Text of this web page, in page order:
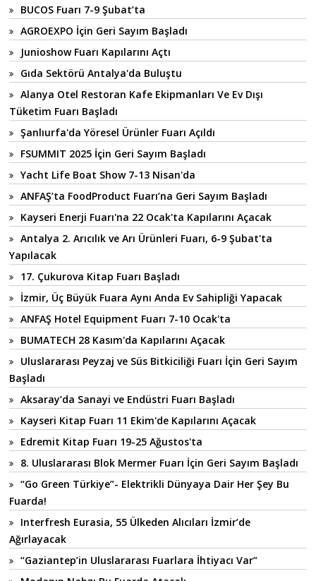
BUCOS Fuarı 7-9 Şubat’ta
AGROEXPO İçin Geri Sayım Başladı
Junioshow Fuarı Kapılarını Açtı
Gıda Sektörü Antalya'da Buluştu
Alanya Otel Restoran Kafe Ekipmanları Ve Ev Dışı
Tüketim Fuarı Başladı
Şanlıurfa'da Yöresel Ürünler Fuarı Açıldı
FSUMMIT 2025 İçin Geri Sayım Başladı
Yacht Life Boat Show 7-13 Nisan'da
ANFAŞ’ta FoodProduct Fuarı’na Geri Sayım Başladı
Kayseri Enerji Fuarı'na 22 Ocak'ta Kapılarını Açacak
Antalya 2. Arıcılık ve Arı Ürünleri Fuarı, 6-9 Şubat'ta
Yapılacak
17. Çukurova Kitap Fuarı Başladı
İzmir, Üç Büyük Fuara Aynı Anda Ev Sahipliği Yapacak
ANFAŞ Hotel Equipment Fuarı 7-10 Ocak'ta
BUMATECH 28 Kasım'da Kapılarını Açacak
Uluslararası Peyzaj ve Süs Bitkiciliği Fuarı İçin Geri Sayım
Başladı
Aksaray’da Sanayi ve Endüstri Fuarı Başladı
Kayseri Kitap Fuarı 11 Ekim'de Kapılarını Açacak
Edremit Kitap Fuarı 19-25 Ağustos'ta
8. Uluslararası Blok Mermer Fuarı İçin Geri Sayım Başladı
“Go Green Türkiye”- Elektrikli Dünyaya Dair Her Şey Bu
Fuarda!
Interfresh Eurasia, 55 Ülkeden Alıcıları İzmir’de
Ağırlayacak
“Gaziantep’in Uluslararası Fuarlara İhtiyacı Var”